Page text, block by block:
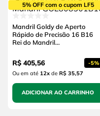
5% OFF com o cupom LF5
Mandril Goldy de Aperto
Rápido de Precisão 16 B16
Rei do Mandril
R$ 405,56 -5%
Ou em até 12xde R$ 35,57
ADICIONAR AO CARRINHO